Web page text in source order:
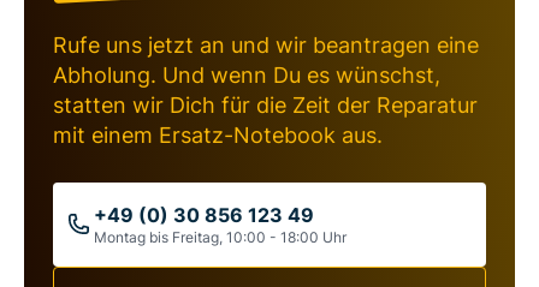
Rufe uns jetzt an und wir beantragen eine
Abholung. Und wenn Du es wünschst,
statten wir Dich für die Zeit der Reparatur
mit einem Ersatz-Notebook aus.
+49 (0) 30 856 123 49
Montag bis Freitag, 10:00 - 18:00 Uhr